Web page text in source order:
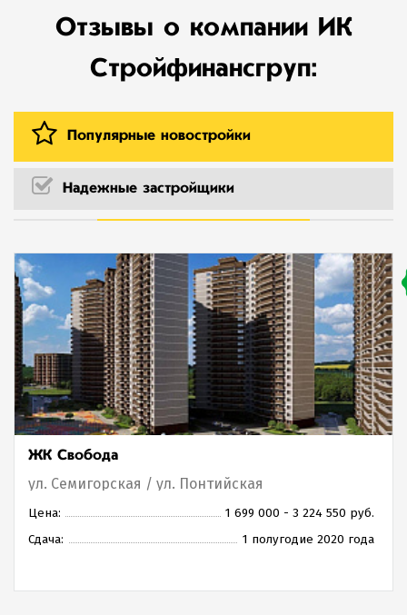
Отзывы о компании ИК
Стройфинансгруп:
Популярные новостройки
Надежные застройщики
ЖК Свобода
ул. Семигорская / ул. Понтийская
Цена:
1 699 000 - 3 224 550 руб.
Сдача:
1 полугодие 2020 года